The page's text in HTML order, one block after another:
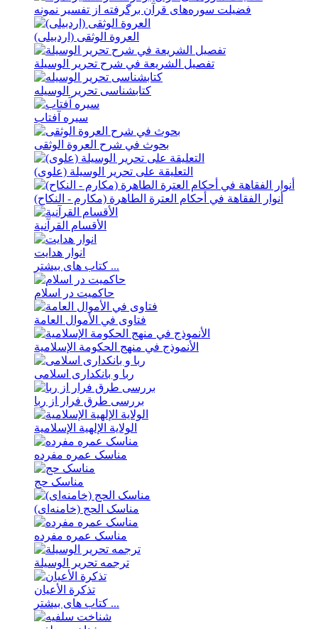
فضيلت سوره‌های قرآن برگرفته از تفسير نمونه
العروة الوثقی (اردبيلی)
تفصیل الشریعة في شرح تحریر الوسیلة
کتابشناسی تحریر الوسیله
سيره آفتاب
بحوث في شرح العروة الوثقی
التعلیقة علی تحریر الوسیلة (علوی)
أنوار الفقاهة في أحکام العترة الطاهرة (مکارم - النکاح)
الأقسام القرآنية
انوار هدايت
کتاب های بیشتر ...
حاکمیت در اسلام
فتاوی في الأموال العامة
الأنموذج في منهج الحکومة الإسلامیة
ربا و بانکداری اسلامی
بررسی طرق فرار از ربا
الولایة الإلهیة الإسلامیة
مناسک عمره مفرده
مناسک حج
مناسک الحج (خامنه‌ای)
مناسک عمره مفرده
ترجمه تحریر الوسیلة
تذکرة الأعیان
کتاب های بیشتر ...